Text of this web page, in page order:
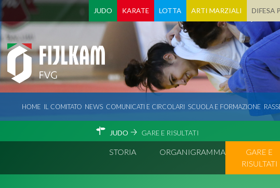
JUDO KARATE LOTTA ARTI MARZIALI DIFESA
HOME IL COMITATO NEWS COMUNICATI E CIRCOLARI SCUOLA E FORMAZIONE
JUDO GARE E RISULTATI
STORIA ORGANIGRAMMA
GARE E
RISULTATI